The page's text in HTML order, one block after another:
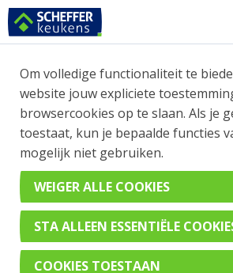
WEBSHOP BESTELLINGEN
Je kan tijdelijk geen bestelling
vast oriënteren? Vergelijk
en merken met elkaar. Klik hier
informatie.
Afzuigkap
ETNA
Om volledige functionaliteit te
website jouw expliciete
browsercookies op te slaan. Als je
toestaat, kun je bepaalde functies
mogelijk niet gebruiken.